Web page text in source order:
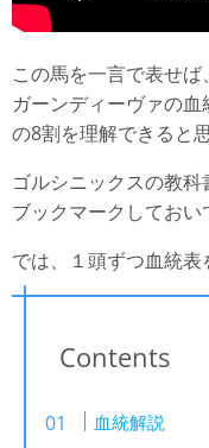
この馬を一言で表せば
ガーンディーヴァの
の8割を理解できると思
ゴルシニックスの教
ブックマークしておい
では、１頭ずつ血統表
Contents
血統解説